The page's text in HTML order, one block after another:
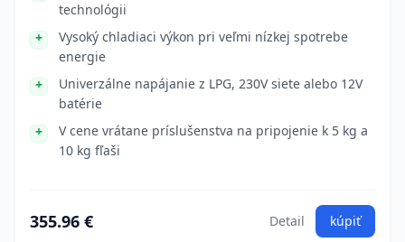
technológii
Vysoký chladiaci výkon pri veľmi nízkej spotrebe
energie
Univerzálne napájanie z LPG, 230V siete alebo 12V
batérie
V cene vrátane príslušenstva na pripojenie k 5 kg a
10 kg fľaši
355.96 € Detail kúpiť